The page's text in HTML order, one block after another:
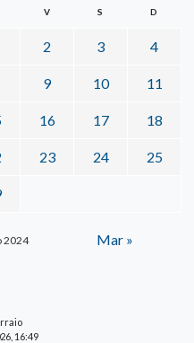
2024
V S D
2 3 4
9 10 11
16 17 18
23 24 25
Mar »
16:49